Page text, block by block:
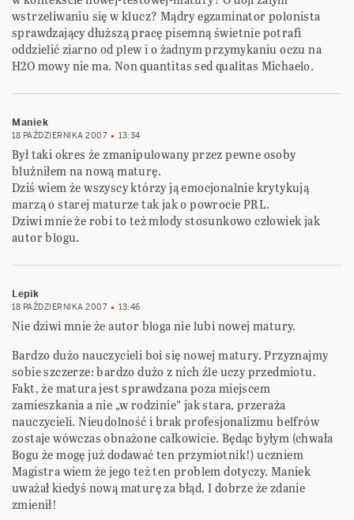
wstrzeliwaniu się w klucz? Mądry egzaminator polonista
sprawdzający dłuższą pracę pisemną świetnie potrafi
oddzielić ziarno od plew i o żadnym przymykaniu oczu na
H2O mowy nie ma. Non quantitas sed qualitas Michaelo.
Maniek
18 PAŹDZIERNIKA 2007 13:34
Był taki okres że zmanipulowany przez pewne osoby
bluźniłem na nową maturę.
Dziś wiem że wszyscy którzy ją emocjonalnie krytykują
marzą o starej maturze tak jak o powrocie PRL.
Dziwi mnie że robi to też młody stosunkowo człowiek jak
autor blogu.
Lepik
18 PAŹDZIERNIKA 2007 13:46
Nie dziwi mnie że autor bloga nie lubi nowej matury.
Bardzo dużo nauczycieli boi się nowej matury. Przyznajmy
sobie szczerze: bardzo dużo z nich źle uczy przedmiotu.
Fakt, że matura jest sprawdzana poza miejscem
zamieszkania a nie „w rodzinie” jak stara, przeraża
nauczycieli. Nieudolność i brak profesjonalizmu belfrów
zostaje wówczas obnażone całkowicie. Będąc byłym (chwała
Bogu że mogę już dodawać ten przymiotnik!) uczniem
Magistra wiem że jego też ten problem dotyczy. Maniek
uważał kiedyś nową maturę za błąd. I dobrze że zdanie
zmienił!